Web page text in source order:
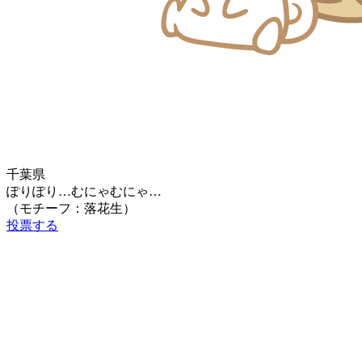
千葉県
ぽりぽり…むにゃむにゃ…
（モチーフ：落花生）
投票する